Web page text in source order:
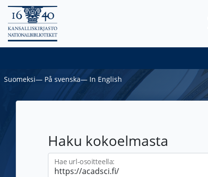
Suomeksi― På svenska― In English
Haku kokoelmasta
Hae url-osoitteella: